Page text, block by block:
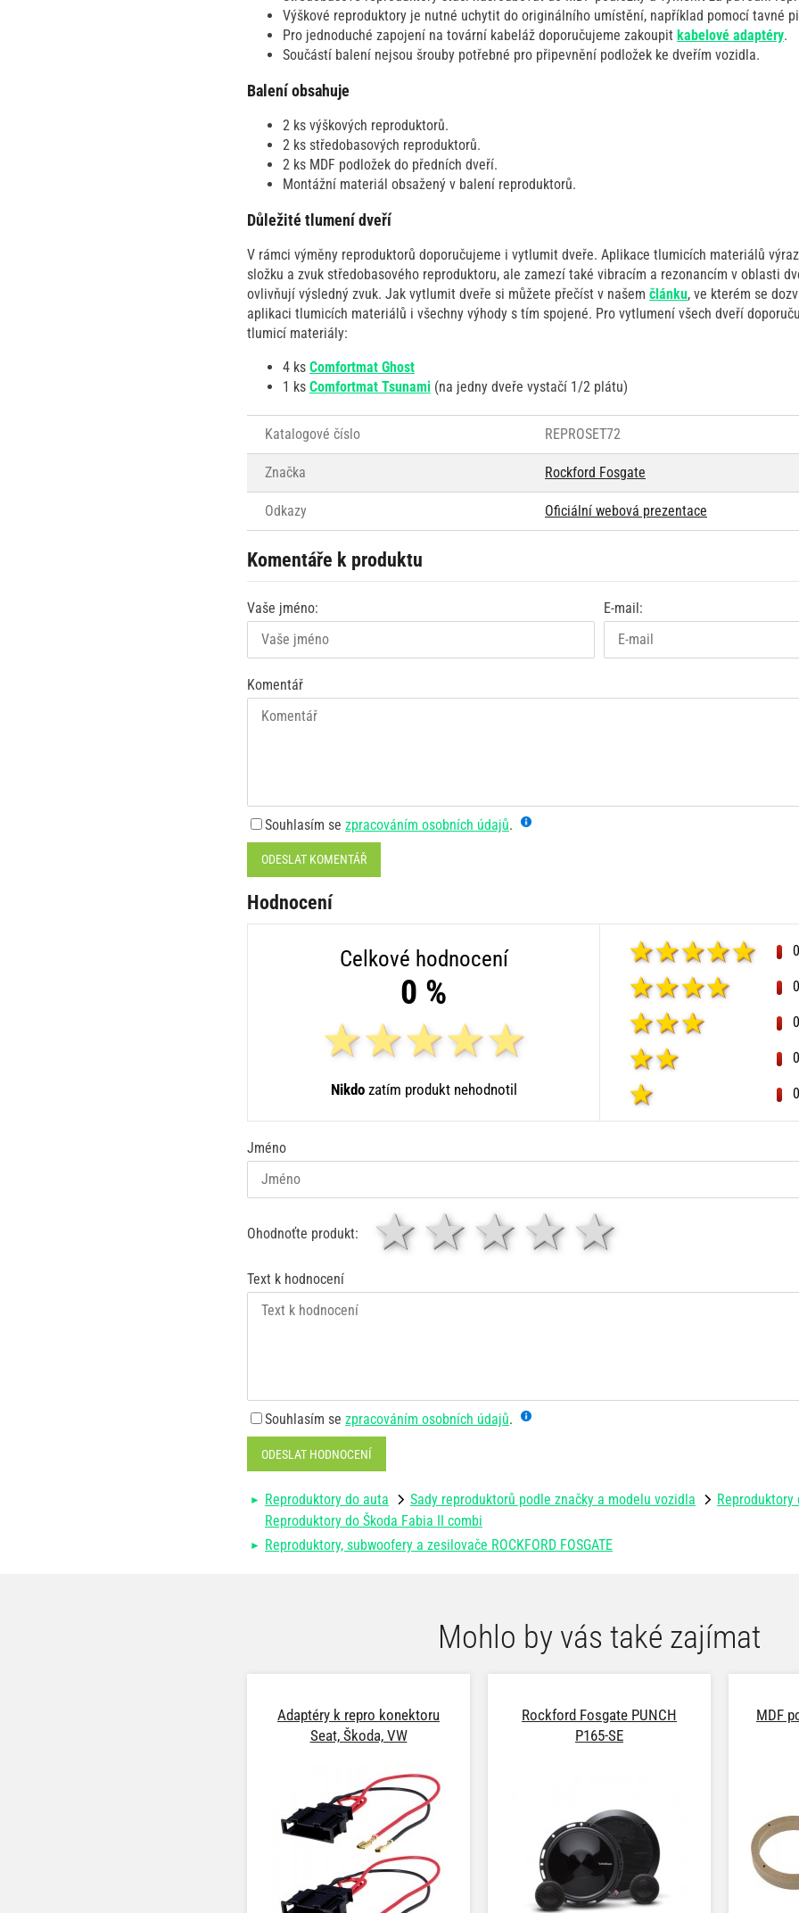
Výškové reproduktory je nutné uchytit do originálního umístění, například pomocí tavné
Pro jednoduché zapojení na tovární kabeláž doporučujeme zakoupit kabelové adaptéry.
Součástí balení nejsou šrouby potřebné pro připevnění podložek ke dveřím vozidla.
Balení obsahuje
2 ks výškových reproduktorů.
2 ks středobasových reproduktorů.
2 ks MDF podložek do předních dveří.
Montážní materiál obsažený v balení reproduktorů.
Důležité tlumení dveří
V rámci výměny reproduktorů doporučujeme i vytlumit dveře. Aplikace tlumicích materiálů
složku a zvuk středobasového reproduktoru, ale zamezí také vibracím a rezonancím v oblasti
ovlivňují výsledný zvuk. Jak vytlumit dveře si můžete přečíst v našem článku, ve kterém se
aplikaci tlumicích materiálů i všechny výhody s tím spojené. Pro vytlumení všech dveří
tlumicí materiály:
4 ks Comfortmat Ghost
1 ks Comfortmat Tsunami (na jedny dveře vystačí 1/2 plátu)
Katalogové číslo REPROSET72
Značka Rockford Fosgate
Odkazy Oficiální webová prezentace
Komentáře k produktu
Vaše jméno: E-mail:
Komentář
Souhlasím se zpracováním osobních údajů.
ODESLAT KOMENTÁŘ
Hodnocení
Celkové hodnocení
0 %
Nikdozatím produkt nehodnotil
Jméno
Ohodnoťte produkt: 4 hvězdy
3 hvězdy
2 hvězdy
1 hvězda
Text k hodnocení
Souhlasím se zpracováním osobních údajů.
ODESLAT HODNOCENÍ
Reproduktory do auta Sady reproduktorů podle značky a modelu vozidla
Reproduktory
Reproduktory do Škoda Fabia II combi
Reproduktory, subwoofery a zesilovače ROCKFORD FOSGATE
Mohlo by vás také zajímat
Adaptéry k repro konektoru
Seat, Škoda, VW
Rockford Fosgate PUNCH
P165-SE
MDF